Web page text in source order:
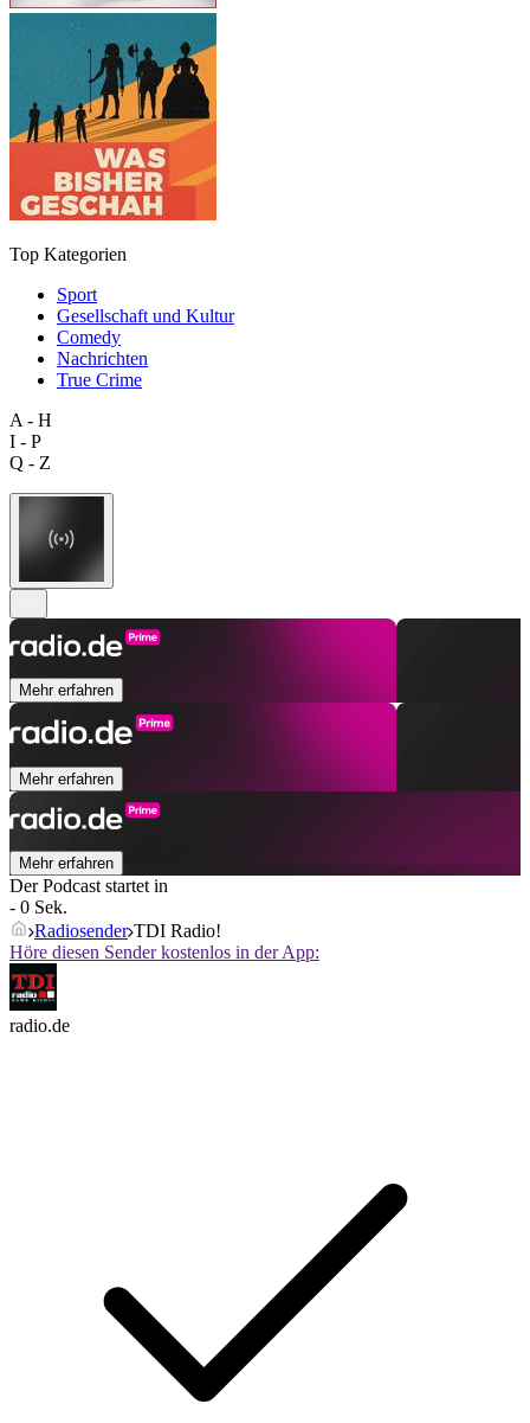
Top Kategorien
Sport
Gesellschaft und Kultur
Comedy
Nachrichten
True Crime
A - H
I - P
Q - Z
Mehr erfahren
Mehr erfahren
Mehr erfahren
Der Podcast startet in
- 0 Sek.
Radiosender TDI Radio!
Höre diesen Sender kostenlos in der App:
radio.de